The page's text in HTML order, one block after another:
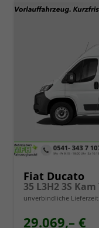
Fiat Ducato
35 L3H2 3S
unverbindliche Lieferzeit:
29.069,– €